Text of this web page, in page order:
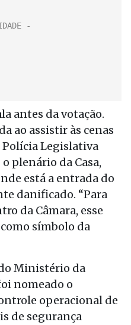
antes da votação.
ao assistir às cenas
Polícia Legislativa
plenário da Casa,
está a entrada do
danificado. “Para
da Câmara, esse
símbolo da
Ministério da
nomeado o
operacional de
de segurança